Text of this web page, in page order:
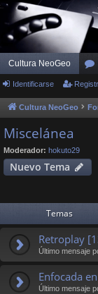
Cultura NeoGeo
or
os
Identificarse
Cultura NeoGeo
Miscelánea
Moderador: hokuto29
Nuevo Tema
Temas
Retroplay
Último mensaje
Enfocada
Último mensaje